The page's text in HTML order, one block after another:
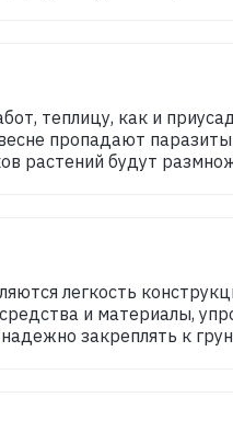
теплицу, как и
пропадают
растений будут
легкость
и материалы,
закреплять к